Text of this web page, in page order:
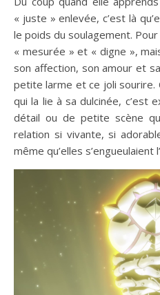
« juste » enlevée, c’est là
le poids du soulagement.
« mesurée » et « digne »,
son affection, son amour et
petite larme et ce joli sourire.
qui la lie à sa dulcinée, c’est
détail ou de petite scène
relation si vivante, si
même qu’elles s’engueulaient